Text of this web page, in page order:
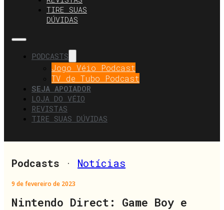
TIRE SUAS
DÚVIDAS
PODCASTS
Jogo Véio Podcast
TV de Tubo Podcast
SEJA APOIADOR
LOJA DO VÉIO
REVISTAS
TIRE SUAS DÚVIDAS
Podcasts · Notícias
9 de fevereiro de 2023
Nintendo Direct: Game Boy e